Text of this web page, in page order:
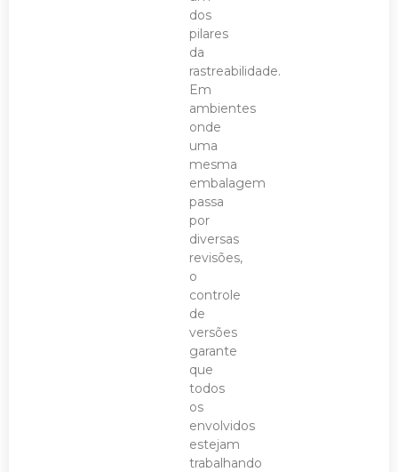
dos
pilares
da
rastreabilidade.
Em
ambientes
onde
uma
mesma
embalagem
passa
por
diversas
revisões,
o
controle
de
versões
garante
que
todos
os
envolvidos
estejam
trabalhando